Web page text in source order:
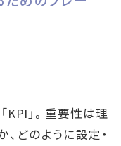
KPI」。重要性は理
どのように設定・